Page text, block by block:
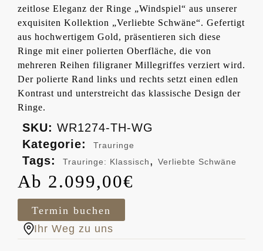
zeitlose Eleganz der Ringe „Windspiel“ aus unserer
exquisiten Kollektion „Verliebte Schwäne“. Gefertigt
aus hochwertigem Gold, präsentieren sich diese
Ringe mit einer polierten Oberfläche, die von
mehreren Reihen filigraner Millegriffes verziert wird.
Der polierte Rand links und rechts setzt einen edlen
Kontrast und unterstreicht das klassische Design der
Ringe.
SKU: WR1274-TH-WG
Kategorie:
Trauringe
Tags: Trauringe: Klassisch, Verliebte Schwäne
2.099,00€
Termin buchen
Ihr Weg zu uns